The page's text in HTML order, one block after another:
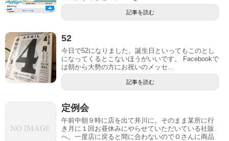
記事を読む
52
今日で52になりました。誕生日といってもこのとし
になってくるとこないほうがいいです。 Facebookで
は朝から大勢の方にお祝いのメッセ...
記事を読む
定例会
午前中朝９時に店を出て井川に。そのまま某所に行
き月に１回お昼休みにやらせていただいている社販
へ。一度店に戻ると間に合わないのでＯさんに商品